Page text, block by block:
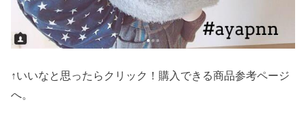
↑いいなと思ったらクリック！購入できる商品参考ページ
へ。